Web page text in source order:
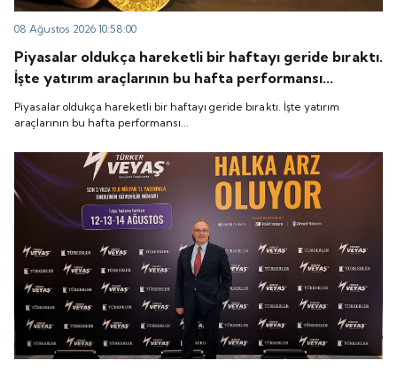
08 Ağustos 2026 10:58:00
Piyasalar oldukça hareketli bir haftayı geride bıraktı.
İşte yatırım araçlarının bu hafta performansı...
Piyasalar oldukça hareketli bir haftayı geride bıraktı. İşte yatırım
araçlarının bu hafta performansı...